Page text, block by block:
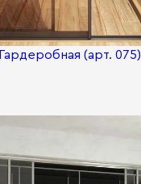
Гардеробная (арт. 075)